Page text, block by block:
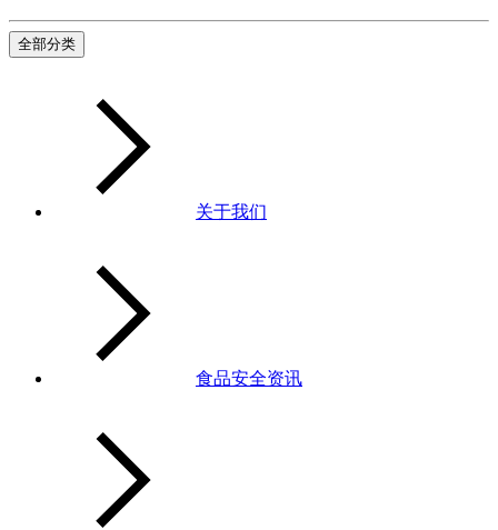
全部分类
关于我们
食品安全资讯